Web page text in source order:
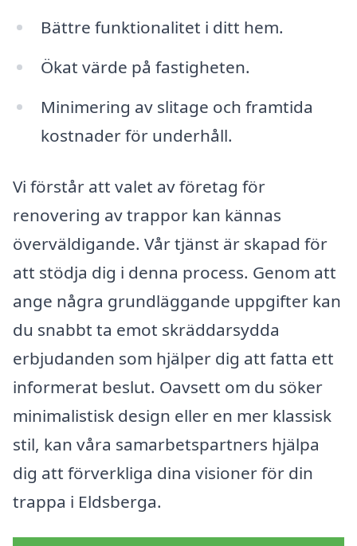
Bättre funktionalitet i ditt hem.
Ökat värde på fastigheten.
Minimering av slitage och framtida
kostnader för underhåll.
Vi förstår att valet av företag för
renovering av trappor kan kännas
överväldigande. Vår tjänst är skapad för
att stödja dig i denna process. Genom att
ange några grundläggande uppgifter kan
du snabbt ta emot skräddarsydda
erbjudanden som hjälper dig att fatta ett
informerat beslut. Oavsett om du söker
minimalistisk design eller en mer klassisk
stil, kan våra samarbetspartners hjälpa
dig att förverkliga dina visioner för din
trappa i Eldsberga.